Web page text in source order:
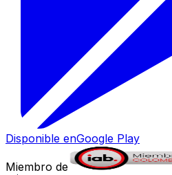
Disponible enGoogle Play
Miembro de